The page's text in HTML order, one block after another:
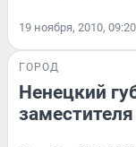
19 ноября, 2010, 09:20
ГОРОД
Ненецкий
заместителя